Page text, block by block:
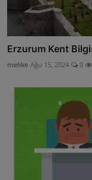
Erzurum Kent
melike Ağu 15, 2024 0